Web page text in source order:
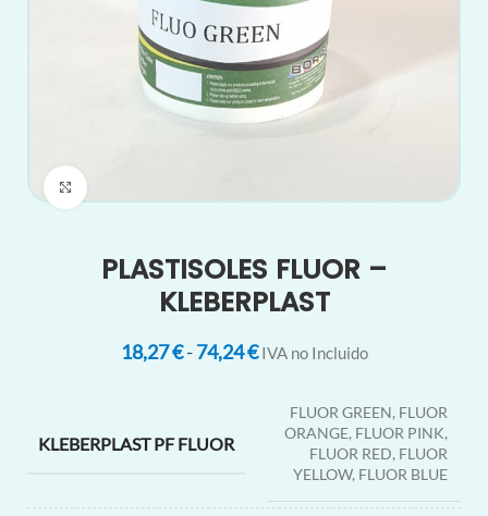
PLASTISOLES FLUOR –
KLEBERPLAST
18,27€ - 74,24€ IVA no Incluido
KLEBERPLAST PF FLUOR
FLUOR GREEN, FLUOR
ORANGE, FLUOR PINK,
FLUOR RED, FLUOR
YELLOW, FLUOR BLUE